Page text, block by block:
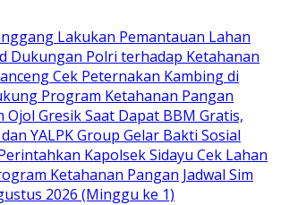
Lakukan Pemantauan Lahan
Dukungan Polri terhadap Ketahanan
Cek Peternakan Kambing di
Program Ketahanan Pangan
Ojol Gresik Saat Dapat BBM Gratis,
YALPK Group Gelar Bakti Sosial
Kapolsek Sidayu Cek Lahan
Ketahanan Pangan Jadwal Sim
2026 (Minggu ke 1)